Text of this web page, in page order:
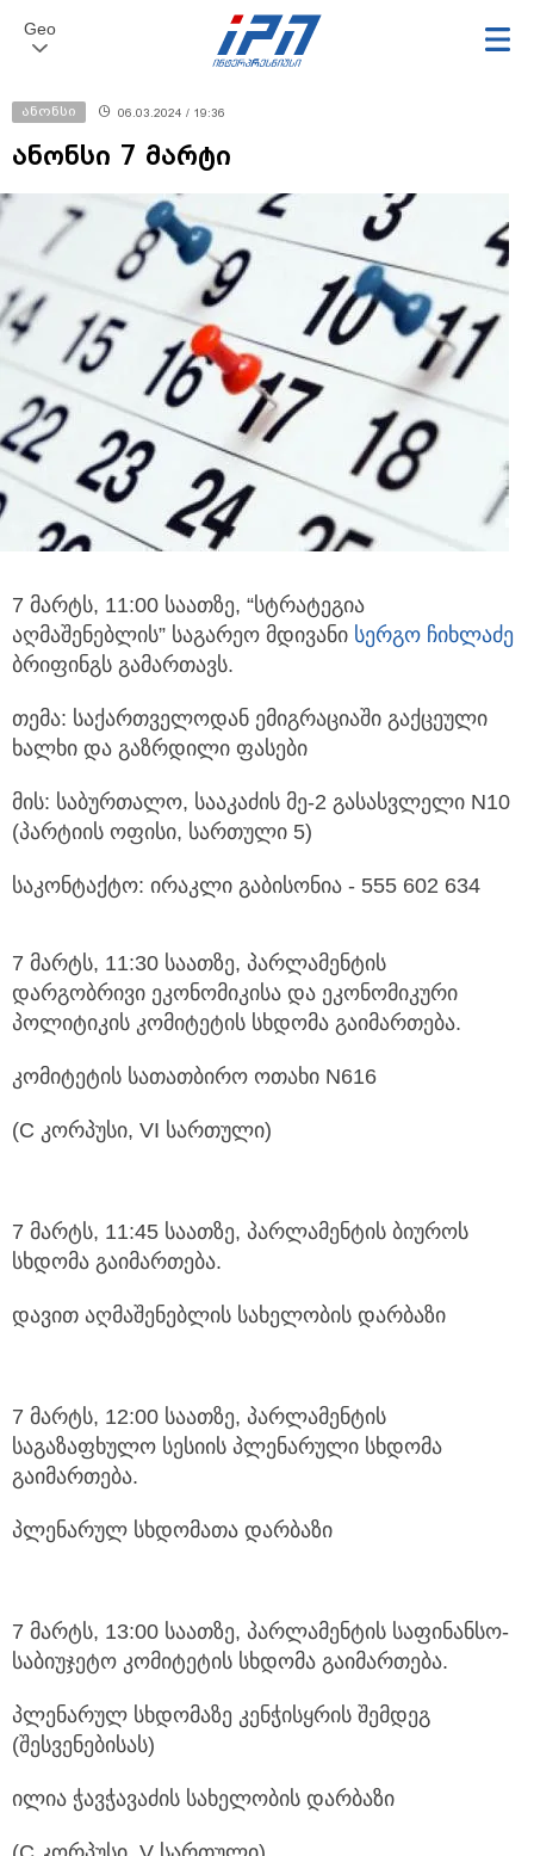
Geo
ანონსი 06.03.2024 / 19:36
ანონსი 7 მარტი
7 მარტს, 11:00 საათზე, “სტრატეგია
აღმაშენებლის” საგარეო მდივანი სერგო ჩიხლაძე
ბრიფინგს გამართავს.
თემა: საქართველოდან ემიგრაციაში გაქცეული
ხალხი და გაზრდილი ფასები
მის: საბურთალო, სააკაძის მე-2 გასასვლელი N10
(პარტიის ოფისი, სართული 5)
საკონტაქტო: ირაკლი გაბისონია - 555 602 634
7 მარტს, 11:30 საათზე, პარლამენტის
დარგობრივი ეკონომიკისა და ეკონომიკური
პოლიტიკის კომიტეტის სხდომა გაიმართება.
კომიტეტის სათათბირო ოთახი N616
(C კორპუსი, VI სართული)
7 მარტს, 11:45 საათზე, პარლამენტის ბიუროს
სხდომა გაიმართება.
დავით აღმაშენებლის სახელობის დარბაზი
7 მარტს, 12:00 საათზე, პარლამენტის
საგაზაფხულო სესიის პლენარული სხდომა
გაიმართება.
პლენარულ სხდომათა დარბაზი
7 მარტს, 13:00 საათზე, პარლამენტის საფინანსო-
საბიუჯეტო კომიტეტის სხდომა გაიმართება.
პლენარულ სხდომაზე კენჭისყრის შემდეგ
(შესვენებისას)
ილია ჭავჭავაძის სახელობის დარბაზი